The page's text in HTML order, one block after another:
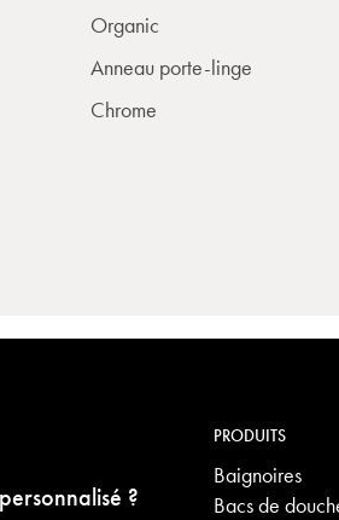
Organic
Anneau porte-linge
Chrome
?
PRODUITS
Baignoires
Bacs de